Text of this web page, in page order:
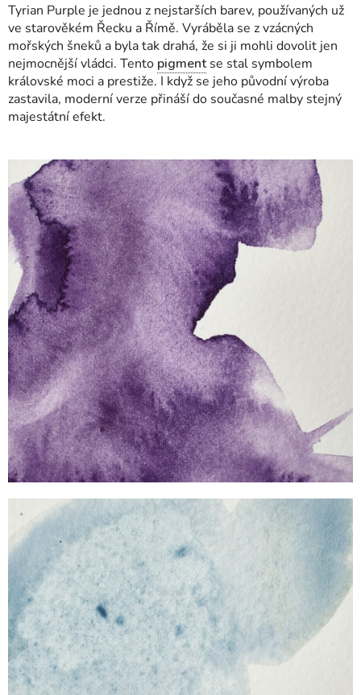
Tyrian Purple je jednou z nejstarších barev, používaných už
ve starověkém Řecku a Římě. Vyráběla se z vzácných
mořských šneků a byla tak drahá, že si ji mohli dovolit jen
nejmocnější vládci. Tento pigmentse stal symbolem
královské moci a prestiže. I když se jeho původní výroba
zastavila, moderní verze přináší do současné malby stejný
majestátní efekt.